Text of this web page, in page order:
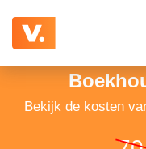
Bekijk de kosten